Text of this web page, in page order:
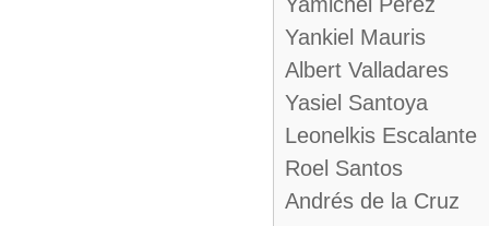
Yankiel Mauris
Albert Valladares
Yasiel Santoya
Leonelkis Escalante
Roel Santos
Andrés de la Cruz